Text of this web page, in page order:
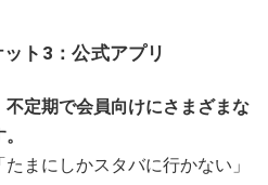
ト3：公式アプリ
不定期で会員向けにさまざまな
まにしかスタバに行かない」